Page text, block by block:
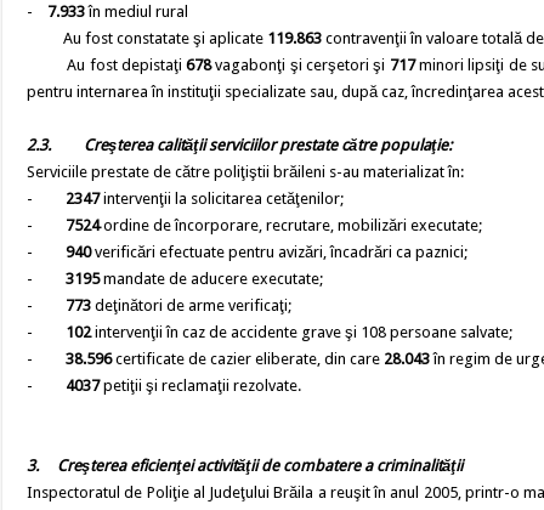
- 7.933în mediul rural
Au fost constatate şi aplicate 119.863 contravenţii în valoare totală
Au fost depistaţi678vagabonţi şi cerşetori şi 717minori lipsiţi de
pentru internarea în instituţii specializate sau, după caz, încredinţarea
2.3. Creşterea calităţii serviciilor prestate către populaţie:
Serviciile prestate de către poliţiştii brăileni s-au materializat în:
- 2347intervenţii la solicitarea cetăţenilor;
- 7524ordine de încorporare, recrutare, mobilizări executate;
-940verificări efectuate pentru avizări, încadrări ca paznici;
-3195mandate de aducere executate;
- 773 deţinători de arme verificaţi;
- 102intervenţii în caz de accidente grave şi 108 persoane salvate;
-38.596certificate de cazier eliberate, din care 28.043în regim de
- 4037petiţii şi reclamaţii rezolvate.
3. Creşterea eficienţei activităţii de combatere a criminalităţii
Inspectoratul de Poliţie al Judeţului Brăila a reuşit în anul 2005, printr-o